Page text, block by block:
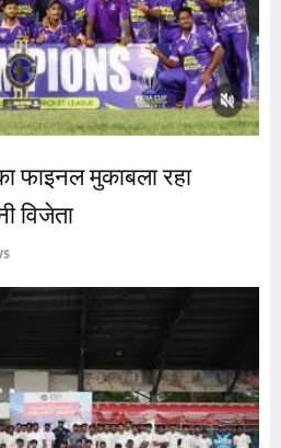
फाइनल मुकाबला रहा
विजेता